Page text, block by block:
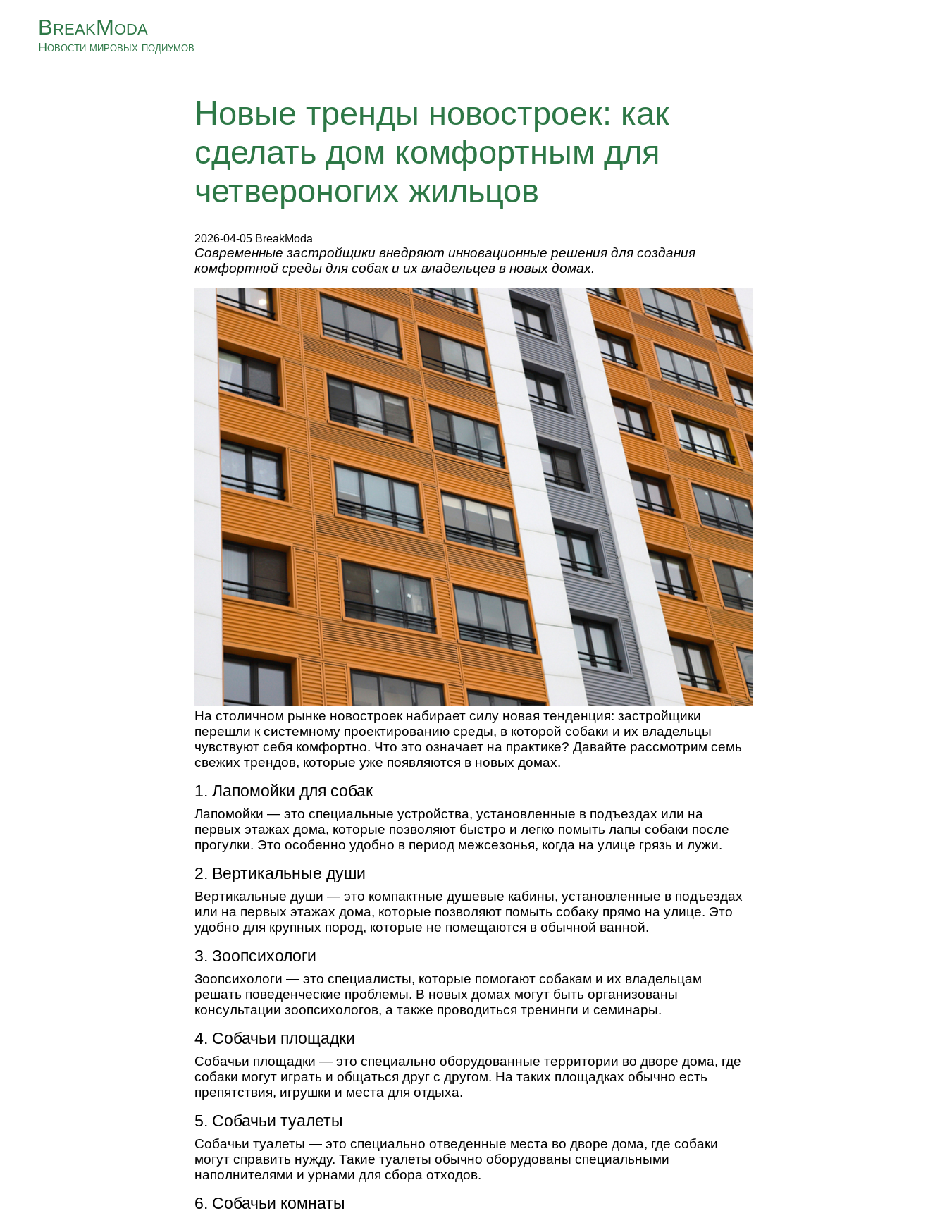
BreakModa
Новости мировых подиумов
Новые тренды новостроек: как
сделать дом комфортным для
четвероногих жильцов
2026-04-05 BreakModa
Современные застройщики внедряют инновационные решения для создания
комфортной среды для собак и их владельцев в новых домах.
На столичном рынке новостроек набирает силу новая тенденция: застройщики
перешли к системному проектированию среды, в которой собаки и их владельцы
чувствуют себя комфортно. Что это означает на практике? Давайте рассмотрим семь
свежих трендов, которые уже появляются в новых домах.
1. Лапомойки для собак
Лапомойки — это специальные устройства, установленные в подъездах или на
первых этажах дома, которые позволяют быстро и легко помыть лапы собаки после
прогулки. Это особенно удобно в период межсезонья, когда на улице грязь и лужи.
2. Вертикальные души
Вертикальные души — это компактные душевые кабины, установленные в подъездах
или на первых этажах дома, которые позволяют помыть собаку прямо на улице. Это
удобно для крупных пород, которые не помещаются в обычной ванной.
3. Зоопсихологи
Зоопсихологи — это специалисты, которые помогают собакам и их владельцам
решать поведенческие проблемы. В новых домах могут быть организованы
консультации зоопсихологов, а также проводиться тренинги и семинары.
4. Собачьи площадки
Собачьи площадки — это специально оборудованные территории во дворе дома, где
собаки могут играть и общаться друг с другом. На таких площадках обычно есть
препятствия, игрушки и места для отдыха.
5. Собачьи туалеты
Собачьи туалеты — это специально отведенные места во дворе дома, где собаки
могут справить нужду. Такие туалеты обычно оборудованы специальными
наполнителями и урнами для сбора отходов.
6. Собачьи комнаты